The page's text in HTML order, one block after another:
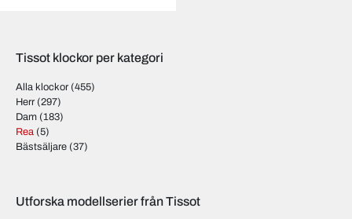
Tissot klockor per kategori
Alla klockor (455)
Herr (297)
Dam (183)
Rea (5)
Bästsäljare (37)
Utforska modellserier från Tissot